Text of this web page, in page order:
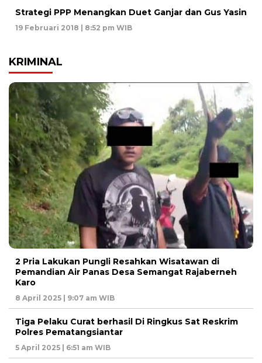
Strategi PPP Menangkan Duet Ganjar dan Gus Yasin
19 Februari 2018 | 8:52 pm WIB
KRIMINAL
2 Pria Lakukan Pungli Resahkan Wisatawan di
Pemandian Air Panas Desa Semangat Rajaberneh
Karo
8 April 2025 | 9:07 am WIB
Tiga Pelaku Curat berhasil Di Ringkus Sat Reskrim
Polres Pematangsiantar
5 April 2025 | 6:51 am WIB